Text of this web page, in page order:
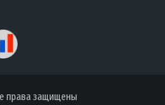
права защищены